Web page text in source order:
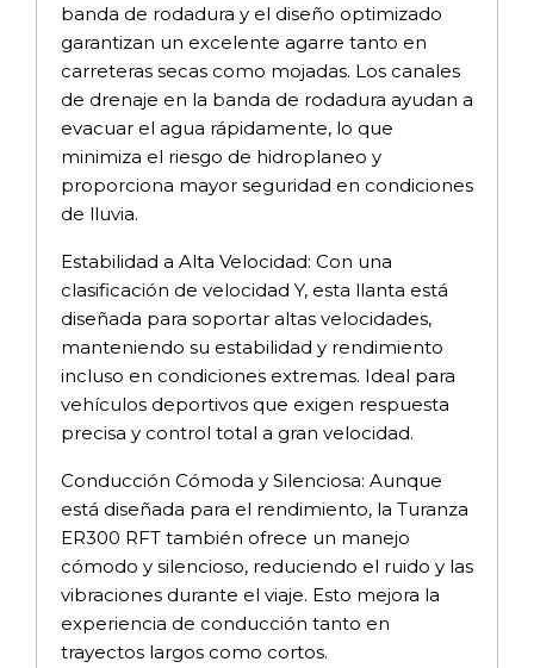
banda de rodadura y el diseño optimizado
garantizan un excelente agarre tanto en
carreteras secas como mojadas. Los canales
de drenaje en la banda de rodadura ayudan a
evacuar el agua rápidamente, lo que
minimiza el riesgo de hidroplaneo y
proporciona mayor seguridad en condiciones
de lluvia.
Estabilidad a Alta Velocidad: Con una
clasificación de velocidad Y, esta llanta está
diseñada para soportar altas velocidades,
manteniendo su estabilidad y rendimiento
incluso en condiciones extremas. Ideal para
vehículos deportivos que exigen respuesta
precisa y control total a gran velocidad.
Conducción Cómoda y Silenciosa: Aunque
está diseñada para el rendimiento, la Turanza
ER300 RFT también ofrece un manejo
cómodo y silencioso, reduciendo el ruido y las
vibraciones durante el viaje. Esto mejora la
experiencia de conducción tanto en
trayectos largos como cortos.